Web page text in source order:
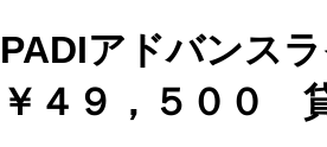
PADIアドバンス
￥４９，５００